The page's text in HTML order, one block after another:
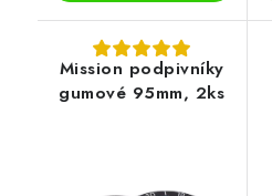
Mission podpivníky
gumové 95mm, 2ks